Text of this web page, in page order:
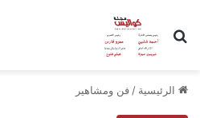
بحث عن
الرئيسية / فن ومشاهير